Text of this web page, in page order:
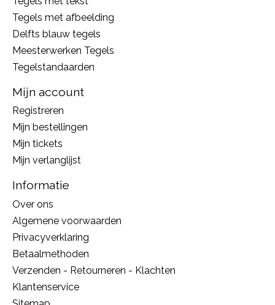
Tegels met afbeelding
Delfts blauw tegels
Meesterwerken Tegels
Tegelstandaarden
Mijn account
Registreren
Mijn bestellingen
Mijn tickets
Mijn verlanglijst
Informatie
Over ons
Algemene voorwaarden
Privacyverklaring
Betaalmethoden
Verzenden - Retourneren - Klachten
Klantenservice